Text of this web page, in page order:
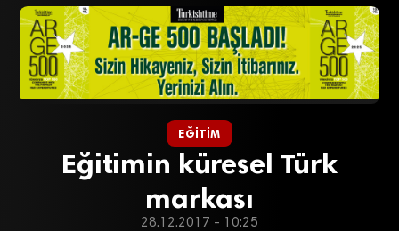
EĞITIM
Eğitimin küresel Türk
markası
28.12.2017 - 10:25